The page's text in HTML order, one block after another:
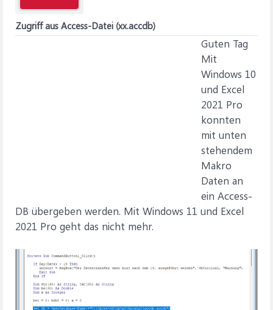
Zugriff aus Access-Datei (xx.accdb)
Guten Tag
Mit
Windows 10
und Excel
2021 Pro
konnten
mit unten
stehendem
Makro
Daten an
ein Access-
DB übergeben werden. Mit Windows 11 und Excel
2021 Pro geht das nicht mehr.